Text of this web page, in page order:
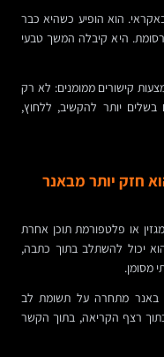
הוא הופיע כשהיא כבר
היא קיבלה המשך טבעי
קישורים ממומנים: לא רק
יותר להקשיב, ללחוץ,
חזק יותר מבאנר
או פלטפורמת תוכן אחרת
יכול להשתלב בתוך כתבה,
מסומן.
באנר מתחרה על תשומת לב
רצף הקריאה, בתוך הקשר